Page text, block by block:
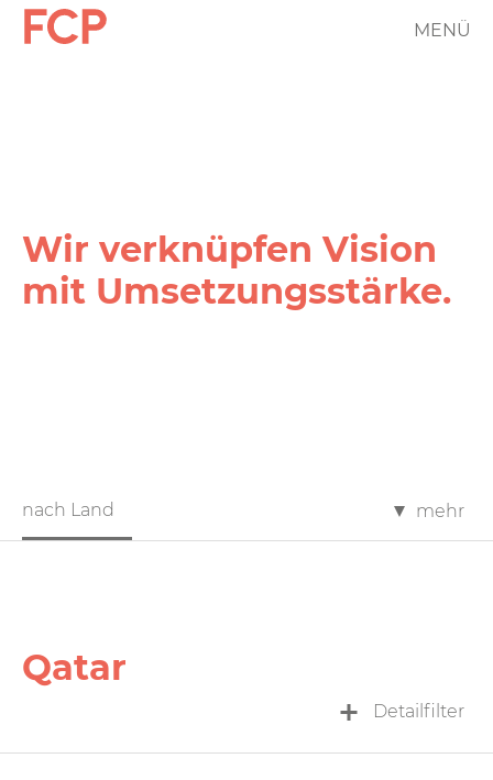
Direkt
zumFCP
MENÜ
Wir verknüpfen Vision
mit Umsetzungs­stärke.
nach Land mehr
Qatar
Detailfilter